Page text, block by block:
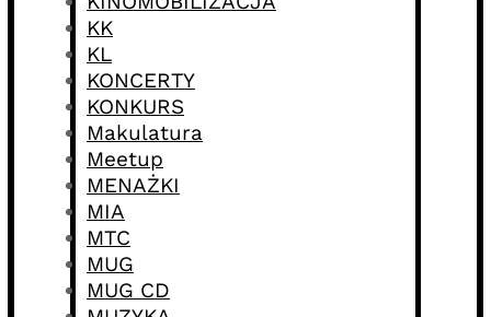
KK
KL
KONCERTY
KONKURS
Makulatura
Meetup
MENAŻKI
MIA
MTC
MUG
MUG CD